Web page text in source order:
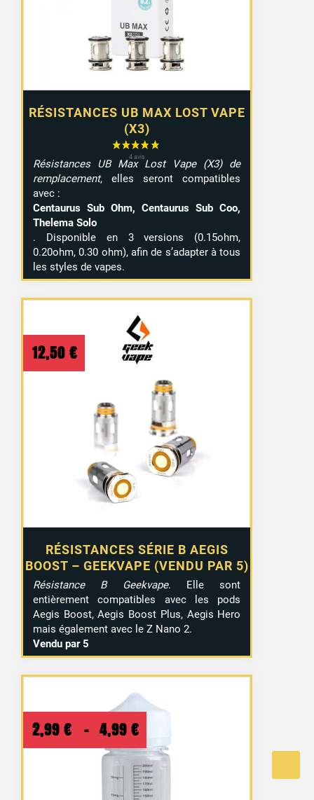
RÉSISTANCES UB MAX LOST VAPE
(X3)
Résistances UB Max Lost Vape (X3) de
remplacement, elles seront compatibles
avec :
Centaurus Sub Ohm, Centaurus Sub Coo,
Thelema Solo
. Disponible en 3 versions (0.15ohm,
0.20ohm, 0.30 ohm), afin de s’adapter à tous
les styles de vapes.
RÉSISTANCES SÉRIE B AEGIS
BOOST – GEEKVAPE (VENDU PAR 5)
12,50 €
Résistance B Geekvape. Elle sont
entièrement compatibles avec les pods
Aegis Boost, Aegis Boost Plus, Aegis Hero
mais également avec le Z Nano 2.
Vendu par 5
2,99 € – 4,99 €
de
prix :